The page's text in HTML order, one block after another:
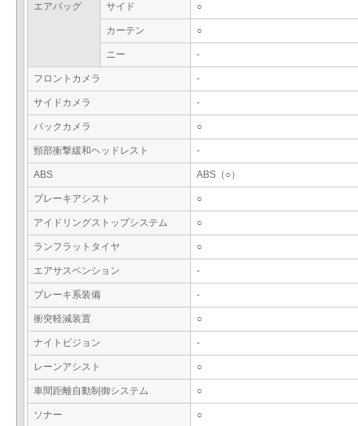
エアバッグ サイド ○
カーテン ○
ニー -
フロントカメラ -
サイドカメラ -
バックカメラ ○
頸部衝撃緩和ヘッドレスト -
ABS ABS（○）
ブレーキアシスト ○
アイドリングストップシステム ○
ランフラットタイヤ ○
エアサスペンション -
ブレーキ系装備 -
衝突軽減装置 ○
ナイトビジョン -
レーンアシスト ○
車間距離自動制御システム ○
ソナー ○